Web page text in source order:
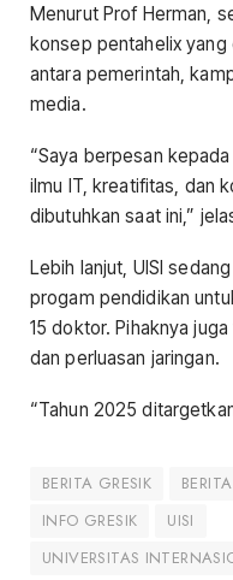
Menurut Prof Herman,
konsep pentahelix yang
antara pemerintah,
media.
“Saya berpesan
ilmu IT, kreatifitas, dan
dibutuhkan saat ini,”
Lebih lanjut, UISI
progam pendidikan
15 doktor. Pihaknya
dan perluasan jaringan.
“Tahun 2025
BERITA GRESIK
INFO GRESIK
UISI
UNIVERSITAS